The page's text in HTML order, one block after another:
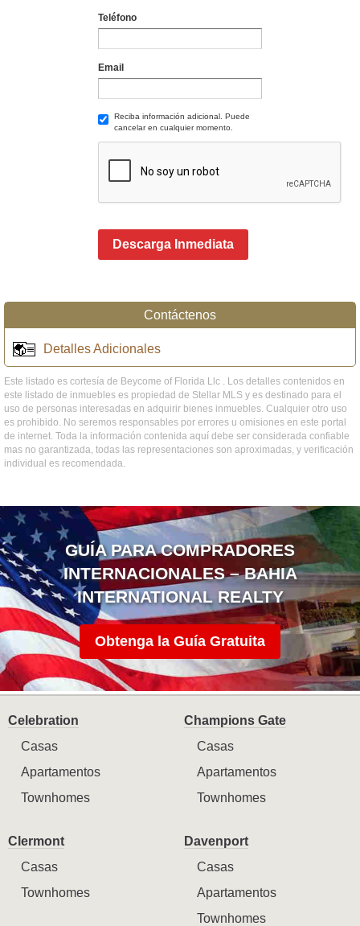
Teléfono
Email
Reciba información adicional. Puede
cancelar en cualquier momento.
Descarga Inmediata
Contáctenos
Detalles Adicionales
Este listado es cortesía de Beycome of Florida Llc . Los detalles contenidos en
este listado de inmuebles es propiedad de Stellar MLS y es destinado para el
uso de personas interesadas en adquirir bienes inmuebles. Cualquier otro uso
es prohibido. No seremos responsables por errores u omisiones en este portal
de internet. Toda la información contenida aquí debe ser considerada confiable
mas no garantizada, todas las representaciones son aproximadas, y verificación
individual es recomendada.
GUÍA PARA COMPRADORES
INTERNACIONALES – BAHIA
INTERNATIONAL REALTY
Obtenga la Guía Gratuita
Celebration
Casas
Apartamentos
Townhomes
Champions Gate
Casas
Apartamentos
Townhomes
Clermont
Casas
Townhomes
Davenport
Casas
Apartamentos
Townhomes